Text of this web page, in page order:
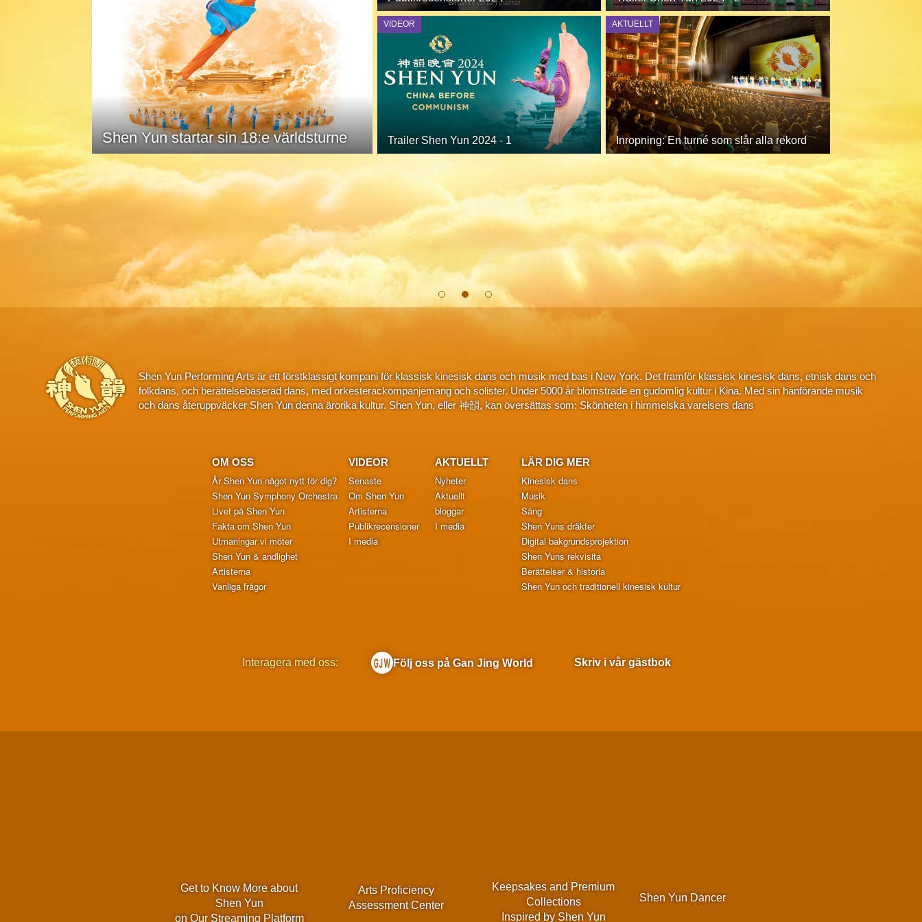
Shen Yun startar sin 18:e världsturne
VIDEOR
Trailer Shen Yun 2024 - 1
AKTUELLT
Inropning: En turné som slår alla rekord
Shen Yun Performing Arts är ett förstklassigt kompani för klassisk kinesisk dans och musik med bas i New York. Det framför klassisk kinesisk dans, etnisk dans och
folkdans, och berättelsebaserad dans, med orkesterackompanjemang och solister. Under 5000 år blomstrade en gudomlig kultur i Kina. Med sin hänförande musik
och dans återuppväcker Shen Yun denna ärorika kultur. Shen Yun, eller 神韻, kan översättas som: Skönheten i himmelska varelsers dans
OM OSS
Är Shen Yun något nytt för dig?
Shen Yun Symphony Orchestra
Livet på Shen Yun
Fakta om Shen Yun
Utmaningar vi möter
Shen Yun & andlighet
Artisterna
Vanliga frågor
VIDEOR
Senaste
Om Shen Yun
Artisterna
Publikrecensioner
I media
AKTUELLT
Nyheter
Aktuellt
bloggar
I media
LÄR DIG MER
Kinesisk dans
Musik
Sång
Shen Yuns dräkter
Digital bakgrundsprojektion
Shen Yuns rekvisita
Berättelser & historia
Shen Yun och traditionell kinesisk kultur
Interagera med oss: Följ oss på Gan Jing World Skriv i vår gästbok
Get to Know More about
Shen Yun
on Our Streaming Platform
Arts Proficiency
Assessment Center
Keepsakes and Premium
Collections
Inspired by Shen Yun
Shen Yun Dancer